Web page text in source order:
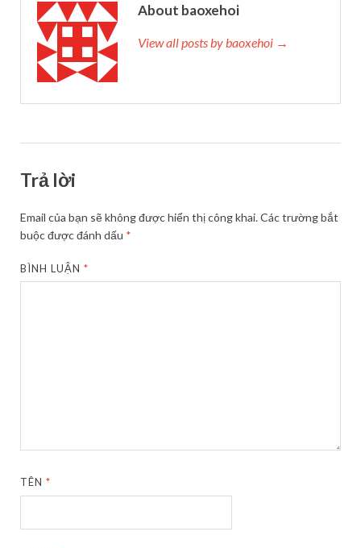
About baoxehoi
View all posts by baoxehoi →
Trả lời
Email của bạn sẽ không được hiển thị công khai.Các trường bắt
buộc được đánh dấu *
BÌNH LUẬN*
TÊN*